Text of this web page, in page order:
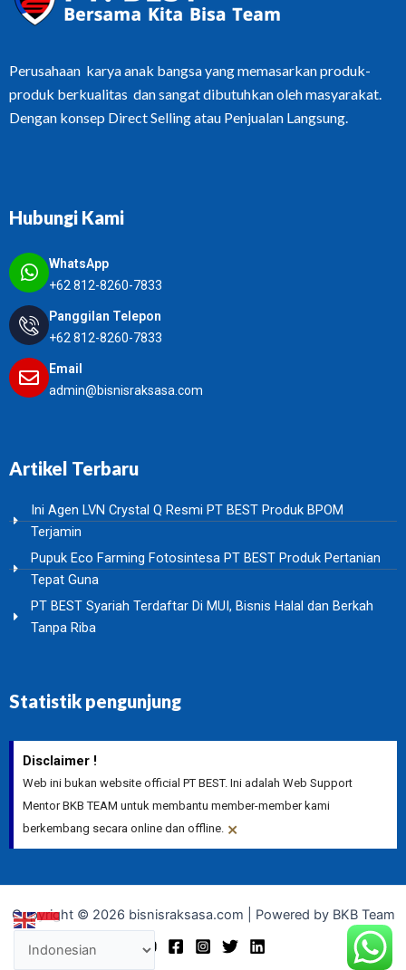
Perusahaan karya anak bangsa yang memasarkan produk-
produk berkualitas dan sangat dibutuhkan oleh masyarakat.
Dengan konsep Direct Selling atau Penjualan Langsung.
Hubungi Kami
WhatsApp
+62 812-8260-7833
Panggilan Telepon
+62 812-8260-7833
Email
admin@bisnisraksasa.com
Artikel Terbaru
Ini Agen LVN Crystal Q Resmi PT BEST Produk BPOM
Terjamin
Pupuk Eco Farming Fotosintesa PT BEST Produk Pertanian
Tepat Guna
PT BEST Syariah Terdaftar Di MUI, Bisnis Halal dan Berkah
Tanpa Riba
Statistik pengunjung
Disclaimer !
Web ini bukan website official PT BEST. Ini adalah Web Support
Mentor BKB TEAM untuk membantu member-member kami
berkembang secara online dan offline. ×
Copyright © 2026 bisnisraksasa.com | Powered by BKB Team